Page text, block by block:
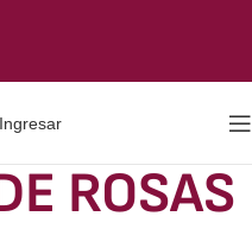
ROSAS